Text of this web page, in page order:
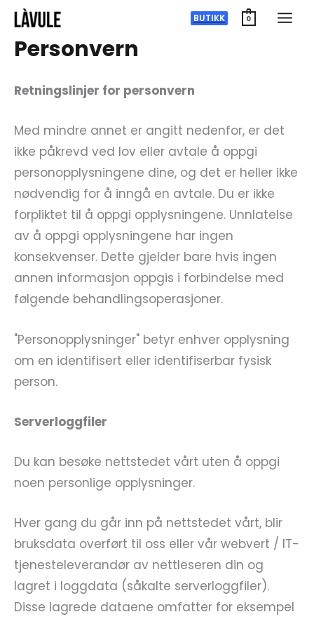
Hopp
rett
BUTIKK 0
Personvern
Retningslinjer for personvern
Med mindre annet er angitt nedenfor, er det
ikke påkrevd ved lov eller avtale å oppgi
personopplysningene dine, og det er heller ikke
nødvendig for å inngå en avtale. Du er ikke
forpliktet til å oppgi opplysningene. Unnlatelse
av å oppgi opplysningene har ingen
konsekvenser. Dette gjelder bare hvis ingen
annen informasjon oppgis i forbindelse med
følgende behandlingsoperasjoner.
"Personopplysninger" betyr enhver opplysning
om en identifisert eller identifiserbar fysisk
person.
Serverloggfiler
Du kan besøke nettstedet vårt uten å oppgi
noen personlige opplysninger.
Hver gang du går inn på nettstedet vårt, blir
bruksdata overført til oss eller vår webvert / IT-
tjenesteleverandør av nettleseren din og
lagret i loggdata (såkalte serverloggfiler).
Disse lagrede dataene omfatter for eksempel